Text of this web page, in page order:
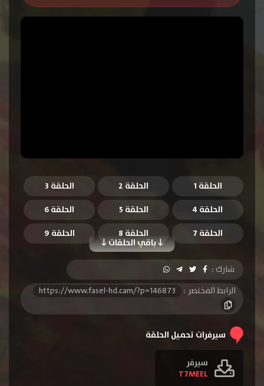
الحلقة 1 الحلقة 2
الحلقة 3
الحلقة 4
الحلقة 5 الحلقة 6
باقي الحلقات
الحلقة 7 الحلقة 8
الحلقة 9
الحلقة 10
الحلقة 11
الحلقة 12
شارك :
الرابط المختصر :
https://www.fasel-hd.cam/?p=146873
سيرفرات تحميل الحلقة
سيرفر
T7MEEL